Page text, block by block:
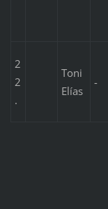
2
2
.
Toni
Elías
-